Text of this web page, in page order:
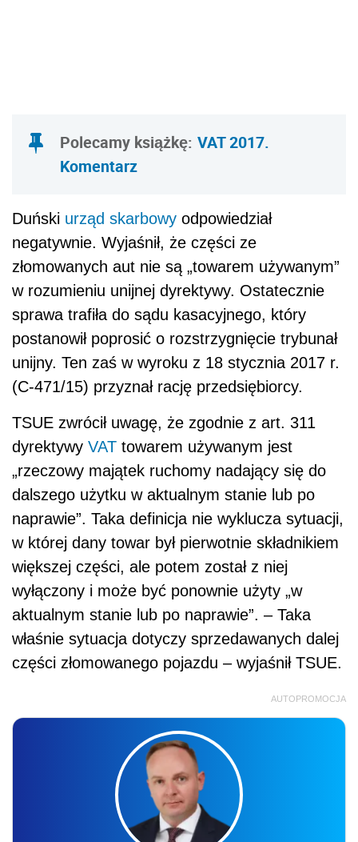
Polecamy książkę: VAT 2017.
Komentarz
Duński urząd skarbowy odpowiedział
negatywnie. Wyjaśnił, że części ze
złomowanych aut nie są „towarem używanym”
w rozumieniu unijnej dyrektywy. Ostatecznie
sprawa trafiła do sądu kasacyjnego, który
postanowił poprosić o rozstrzygnięcie trybunał
unijny. Ten zaś w wyroku z 18 stycznia 2017 r.
(C-471/15) przyznał rację przedsiębiorcy.
TSUE zwrócił uwagę, że zgodnie z art. 311
dyrektywy VAT towarem używanym jest
„rzeczowy majątek ruchomy nadający się do
dalszego użytku w aktualnym stanie lub po
naprawie”. Taka definicja nie wyklucza sytuacji,
w której dany towar był pierwotnie składnikiem
większej części, ale potem został z niej
wyłączony i może być ponownie użyty „w
aktualnym stanie lub po naprawie”. – Taka
właśnie sytuacja dotyczy sprzedawanych dalej
części złomowanego pojazdu – wyjaśnił TSUE.
AUTOPROMOCJA